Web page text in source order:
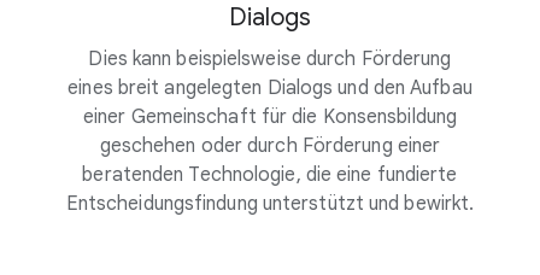
Dialogs
Dies kann beispielsweise durch Förderung
eines breit angelegten Dialogs und den Aufbau
einer Gemeinschaft für die Konsensbildung
geschehen oder durch Förderung einer
beratenden Technologie, die eine fundierte
Entscheidungsfindung unterstützt und bewirkt.